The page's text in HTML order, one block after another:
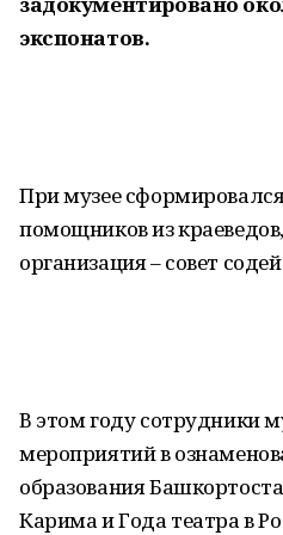
экспонатов.
При музее
помощников из
организация – совет
В этом году сотрудники
мероприятий в
образования
Карима и Года театра в